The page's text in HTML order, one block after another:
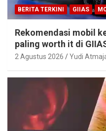
BERITA TERKINI GIIAS
Rekomendasi mobil
paling worth it di
2 Agustus 2026 Yudi